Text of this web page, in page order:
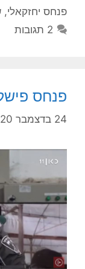
פנחס יחזקאלי,
2 תגובות
פנחס
24 בדצמבר 2020